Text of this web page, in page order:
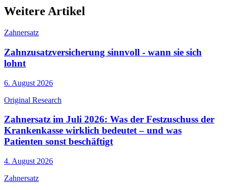
Weitere Artikel
Zahnersatz
Zahnzusatzversicherung sinnvoll - wann sie sich
lohnt
6. August 2026
Original Research
Zahnersatz im Juli 2026: Was der Festzuschuss der
Krankenkasse wirklich bedeutet – und was
Patienten sonst beschäftigt
4. August 2026
Zahnersatz